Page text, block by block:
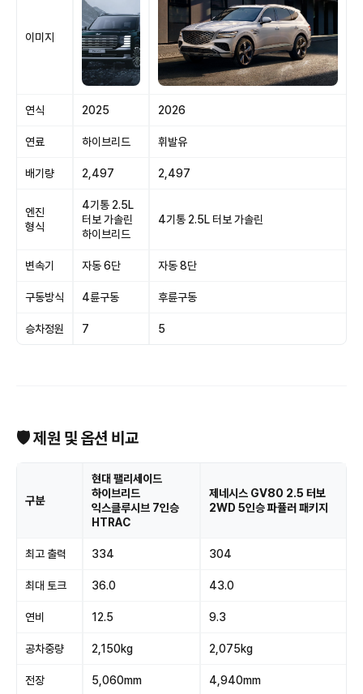
이미지
연식 2025 2026
연료 하이브리드 휘발유
배기량 2,497 2,497
엔진
형식
4기통 2.5L
터보 가솔린
하이브리드
4기통 2.5L 터보 가솔린
변속기 자동 6단 자동 8단
구동방식 4륜구동 후륜구동
승차정원 7 5
🛡 제원 및 옵션 비교
구분
현대 팰리세이드
하이브리드
익스클루시브 7인승
HTRAC
제네시스 GV80 2.5 터보
2WD 5인승 파퓰러 패키지
최고 출력 334 304
최대 토크 36.0 43.0
연비 12.5 9.3
공차중량 2,150kg 2,075kg
전장 5,060mm 4,940mm